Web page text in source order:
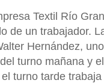
Textil Río
de un trabajador.
Hernández,
turno mañana y
turno tarde